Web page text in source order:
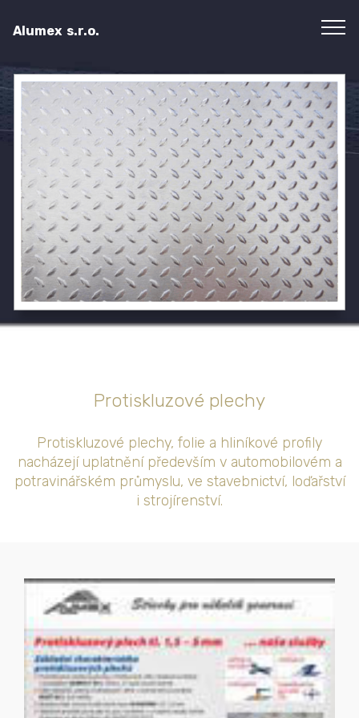
Alumex s.r.o.
Protiskluzové plechy
Protiskluzové plechy, folie a hliníkové profily
nacházejí uplatnění především v automobilovém a
potravinářském průmyslu, ve stavebnictví, loďařství
i strojírenství.